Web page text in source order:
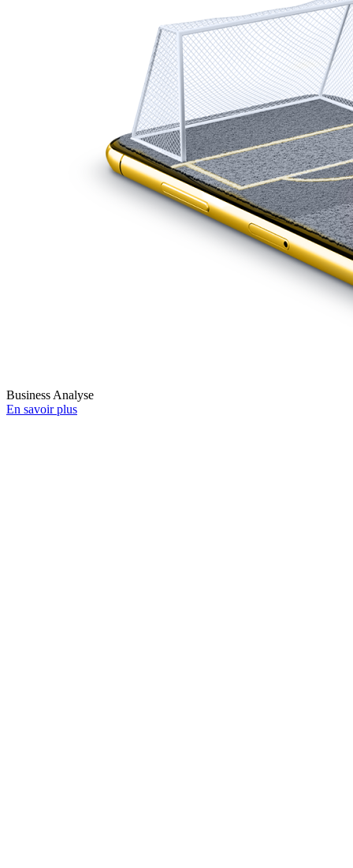
Business Analyse
En savoir plus